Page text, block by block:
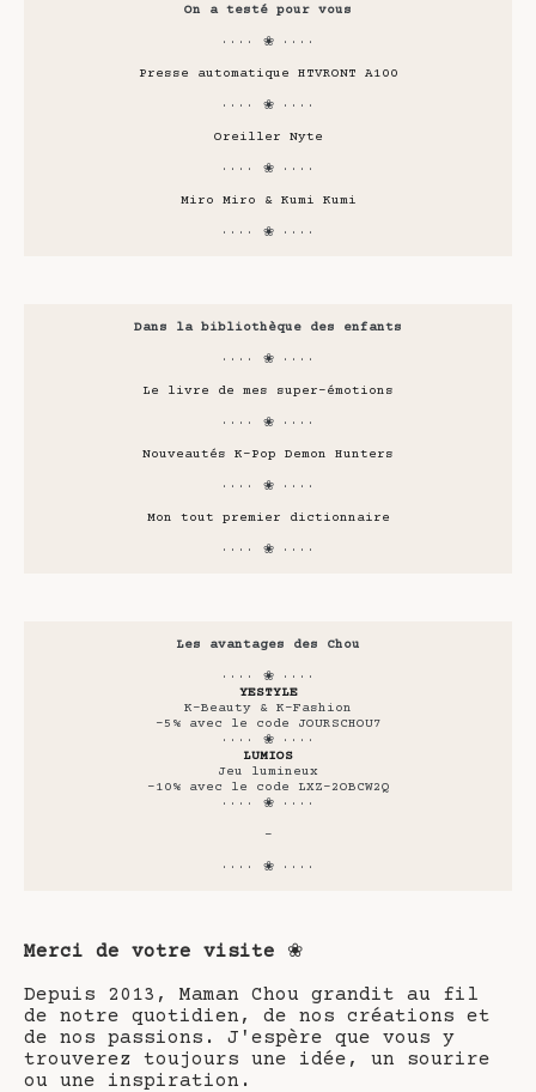
On a testé pour vous
···· ❀ ····
Presse automatique HTVRONT A100
···· ❀ ····
Oreiller Nyte
···· ❀ ····
Miro Miro & Kumi Kumi
···· ❀ ····
Dans la bibliothèque des enfants
···· ❀ ····
Le livre de mes super-émotions
···· ❀ ····
Nouveautés K-Pop Demon Hunters
···· ❀ ····
Mon tout premier dictionnaire
···· ❀ ····
Les avantages des Chou
···· ❀ ····
YESTYLE
K-Beauty & K-Fashion
-5% avec le code JOURSCHOU7
···· ❀ ····
LUMIOS
Jeu lumineux
-10% avec le code LXZ-2OBCW2Q
···· ❀ ····
-
···· ❀ ····
Merci de votre visite ❀
Depuis 2013, Maman Chou grandit au fil
de notre quotidien, de nos créations et
de nos passions. J'espère que vous y
trouverez toujours une idée, un sourire
ou une inspiration.